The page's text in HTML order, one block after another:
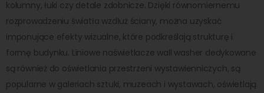
kolumny, łuki czy detale zdobnicze. Dzięki równomiernemu
rozprowadzeniu światła wzdłuż ściany, można uzyskać
imponujące efekty wizualne, które podkreślają strukturę i
formę budynku. Liniowe naświetlacze wall washer dedykowane
są również do oświetlania przestrzeni wystawienniczych, są
popularne w galeriach sztuki, muzeach i wystawach, oświetlają